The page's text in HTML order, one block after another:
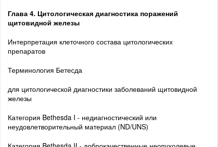
Глава 4. Цитологическая диагностика поражений
щитовидной железы
Интерпретация клеточного состава цитологических
препаратов
Терминология Бетесда
для цитологической диагностики заболеваний щитовидной
железы
Категория Bethesda I - недиагностический или
неудовлетворительный материал (ND/UNS)